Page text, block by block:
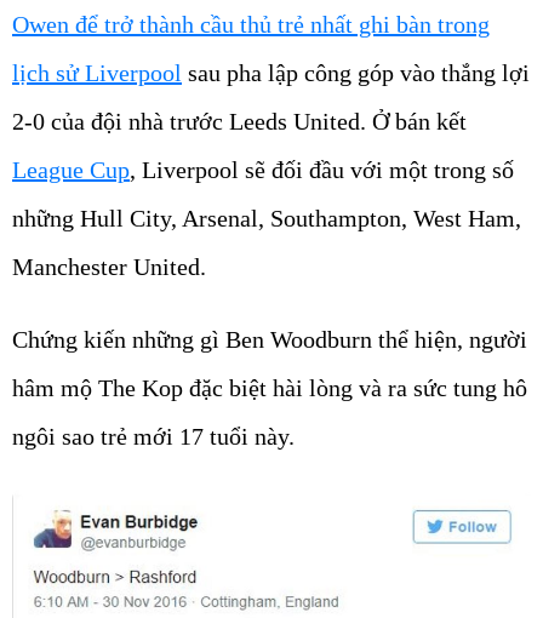
Owen để trở thành cầu thủ trẻ nhất ghi bàn trong
lịch sử Liverpool sau pha lập công góp vào thắng lợi
2-0 của đội nhà trước Leeds United. Ở bán kết
League Cup, Liverpool sẽ đối đầu với một trong số
những Hull City, Arsenal, Southampton, West Ham,
Manchester United.
Chứng kiến những gì Ben Woodburn thể hiện, người
hâm mộ The Kop đặc biệt hài lòng và ra sức tung hô
ngôi sao trẻ mới 17 tuổi này.